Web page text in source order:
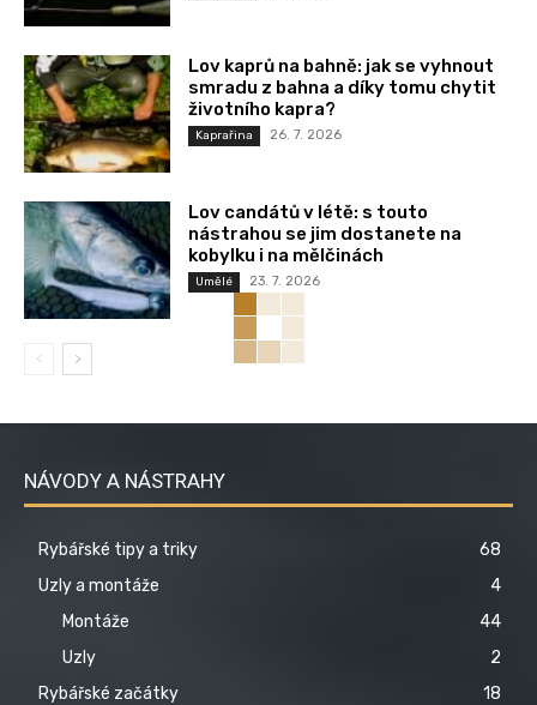
Lov kaprů na bahně: jak se vyhnout
smradu z bahna a díky tomu chytit
životního kapra?
Kaprařina 26. 7. 2026
Lov candátů v létě: s touto
nástrahou se jim dostanete na
kobylku i na mělčinách
Umělé 23. 7. 2026
NÁVODY A NÁSTRAHY
Rybářské tipy a triky
68
Uzly a montáže
4
Montáže
44
Uzly
2
Rybářské začátky
18